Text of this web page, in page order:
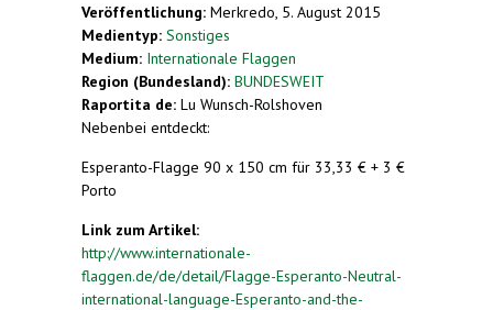
Veröffentlichung: Merkredo, 5. August 2015
Medientyp: Sonstiges
Medium: Internationale Flaggen
Region (Bundesland): BUNDESWEIT
Raportita de: Lu Wunsch-Rolshoven
Nebenbei entdeckt:
Esperanto-Flagge 90 x 150 cm für 33,33 € + 3 €
Porto
Link zum Artikel:
http://www.internationale-
flaggen.de/de/detail/Flagge-Esperanto-Neutral-
international-language-Esperanto-and-the-